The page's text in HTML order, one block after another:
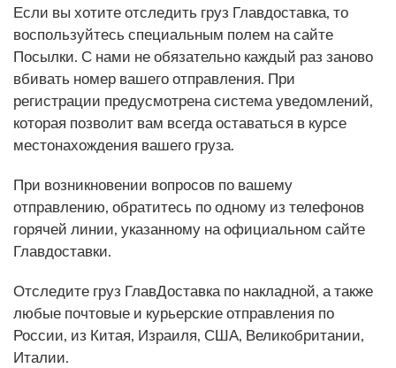
Если вы хотите отследить груз Главдоставка, то
воспользуйтесь специальным полем на сайте
Посылки. С нами не обязательно каждый раз заново
вбивать номер вашего отправления. При
регистрации предусмотрена система уведомлений,
которая позволит вам всегда оставаться в курсе
местонахождения вашего груза.
При возникновении вопросов по вашему
отправлению, обратитесь по одному из телефонов
горячей линии, указанному на официальном сайте
Главдоставки.
Отследите груз ГлавДоставка по накладной, а также
любые почтовые и курьерские отправления по
России, из Китая, Израиля, США, Великобритании,
Италии.